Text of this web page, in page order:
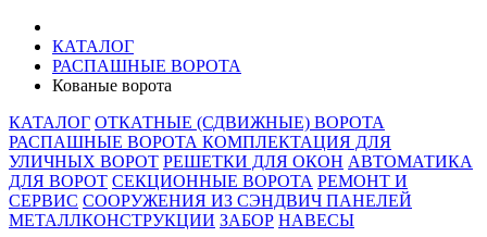
КАТАЛОГ
РАСПАШНЫЕ ВОРОТА
Кованые ворота
КАТАЛОГ ОТКАТНЫЕ (СДВИЖНЫЕ) ВОРОТА
РАСПАШНЫЕ ВОРОТА КОМПЛЕКТАЦИЯ ДЛЯ
УЛИЧНЫХ ВОРОТ РЕШЕТКИ ДЛЯ ОКОН АВТОМАТИКА
ДЛЯ ВОРОТ СЕКЦИОННЫЕ ВОРОТА РЕМОНТ И
СЕРВИС СООРУЖЕНИЯ ИЗ СЭНДВИЧ ПАНЕЛЕЙ
МЕТАЛЛКОНСТРУКЦИИ ЗАБОР НАВЕСЫ